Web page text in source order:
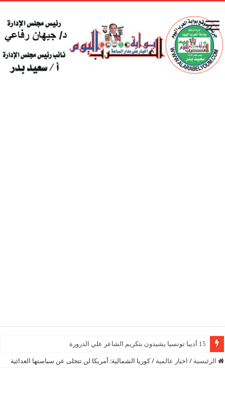
15 أديبا تونسيا يشيدون بتكريم الشاعر علي الدرورة
الرئيسية / اخبار عالمية / كوريا الشمالية: أمريكا لن تتخلى عن سياستها العدائية